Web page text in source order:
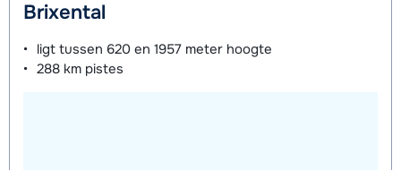
Brixental
ligt tussen 620 en 1957 meter hoogte
288 km pistes